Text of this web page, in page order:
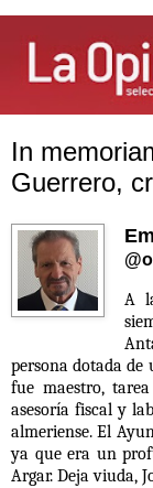
In
Guerrero,
A
persona dotada
fue maestro,
asesoría fiscal y
almeriense. El
ya que era un
Argar. Deja viuda,